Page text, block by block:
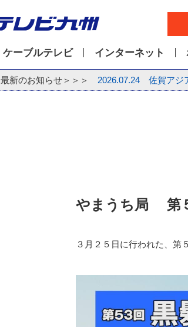
ケーブルテレビ インターネット
最新のお知らせ＞＞＞ 2026.07.24 佐賀アジ
やまうち局 第
３月２５日に行われた、第